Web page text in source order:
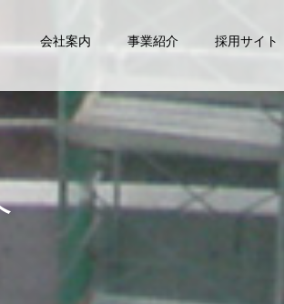
会社案内 事業紹介 採用サイト